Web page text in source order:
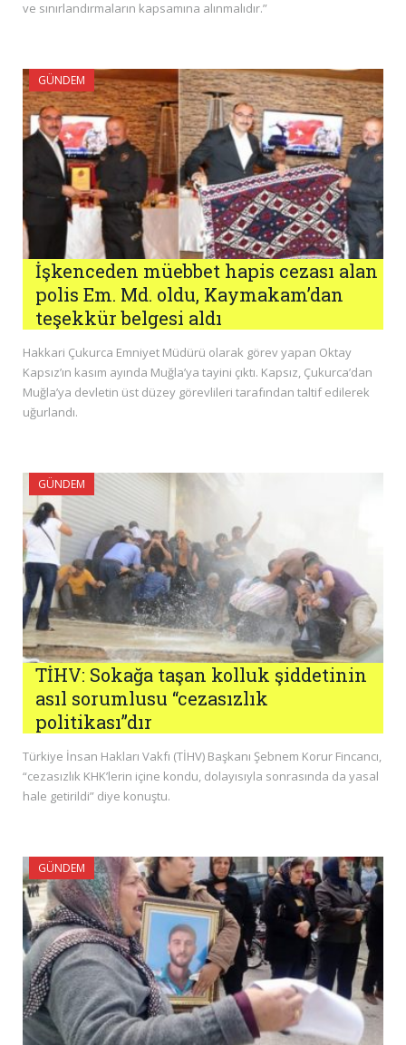
ve sınırlandırmaların kapsamına alınmalıdır.”
GÜNDEM
İşkenceden müebbet hapis cezası alan
polis Em. Md. oldu, Kaymakam’dan
teşekkür belgesi aldı
Hakkari Çukurca Emniyet Müdürü olarak görev yapan Oktay
Kapsız’ın kasım ayında Muğla’ya tayini çıktı. Kapsız, Çukurca’dan
Muğla’ya devletin üst düzey görevlileri tarafından taltif edilerek
uğurlandı.
GÜNDEM
TİHV: Sokağa taşan kolluk şiddetinin
asıl sorumlusu “cezasızlık
politikası”dır
Türkiye İnsan Hakları Vakfı (TİHV) Başkanı Şebnem Korur Fincancı,
“cezasızlık KHK’lerin içine kondu, dolayısıyla sonrasında da yasal
hale getirildi” diye konuştu.
GÜNDEM